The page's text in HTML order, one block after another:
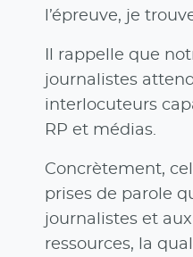
l’épreuve, je
Il rappelle que
journalistes
interlocuteurs
RP et médias.
Concrètement,
prises de parole
journalistes et
ressources, la